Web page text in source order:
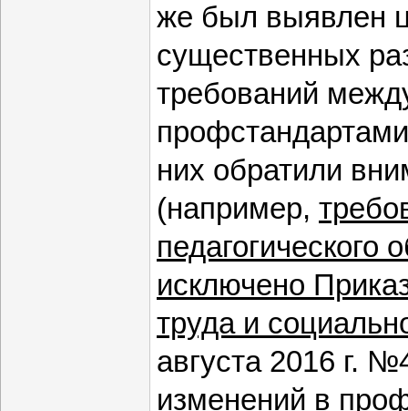
же был выявлен
существенных
требований
них обратили
(например,
педагогического
исключено
труда и
августа 2016 г.
изменений в